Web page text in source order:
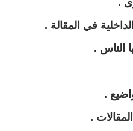
في المقالة .
الناس .
.
.